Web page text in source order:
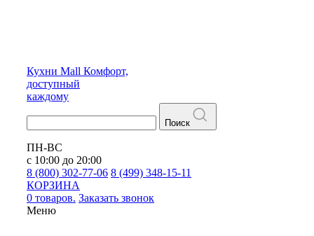
Кухни Mall Комфорт,
доступный
каждому
Поиск
ПН-ВС
с 10:00 до 20:00
8 (800) 302-77-06 8 (499) 348-15-11
КОРЗИНА
0 товаров. Заказать звонок
Меню